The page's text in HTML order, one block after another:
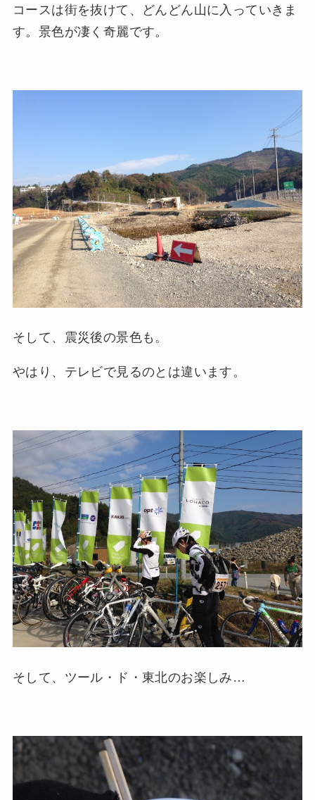
コースは街を抜けて、どんどん山に入っていきま
す。景色が凄く奇麗です。
そして、震災後の景色も。
やはり、テレビで見るのとは違います。
そして、ツール・ド・東北のお楽しみ…